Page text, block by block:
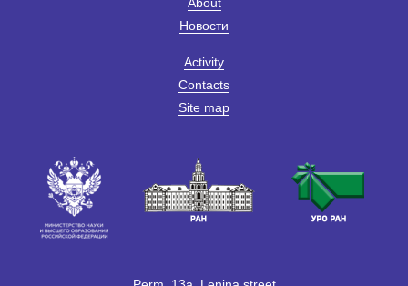
Новости
Activity
Contacts
Site map